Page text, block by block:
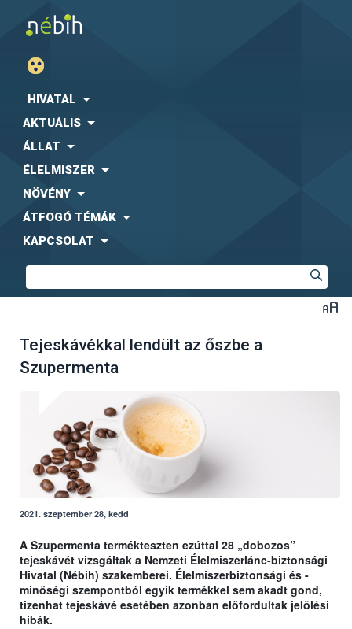
HIVATAL
AKTUÁLIS
ÁLLAT
ÉLELMISZER
NÖVÉNY
ÁTFOGÓ TÉMÁK
KAPCSOLAT
Tejeskávékkal lendült az őszbe a
Szupermenta
2021. szeptember 28, kedd
A Szupermenta termékteszten ezúttal 28 „dobozos”
tejeskávét vizsgáltak a Nemzeti Élelmiszerlánc-biztonsági
Hivatal (Nébih) szakemberei. Élelmiszerbiztonsági és -
minőségi szempontból egyik termékkel sem akadt gond,
tizenhat tejeskávé esetében azonban előfordultak jelölési
hibák.